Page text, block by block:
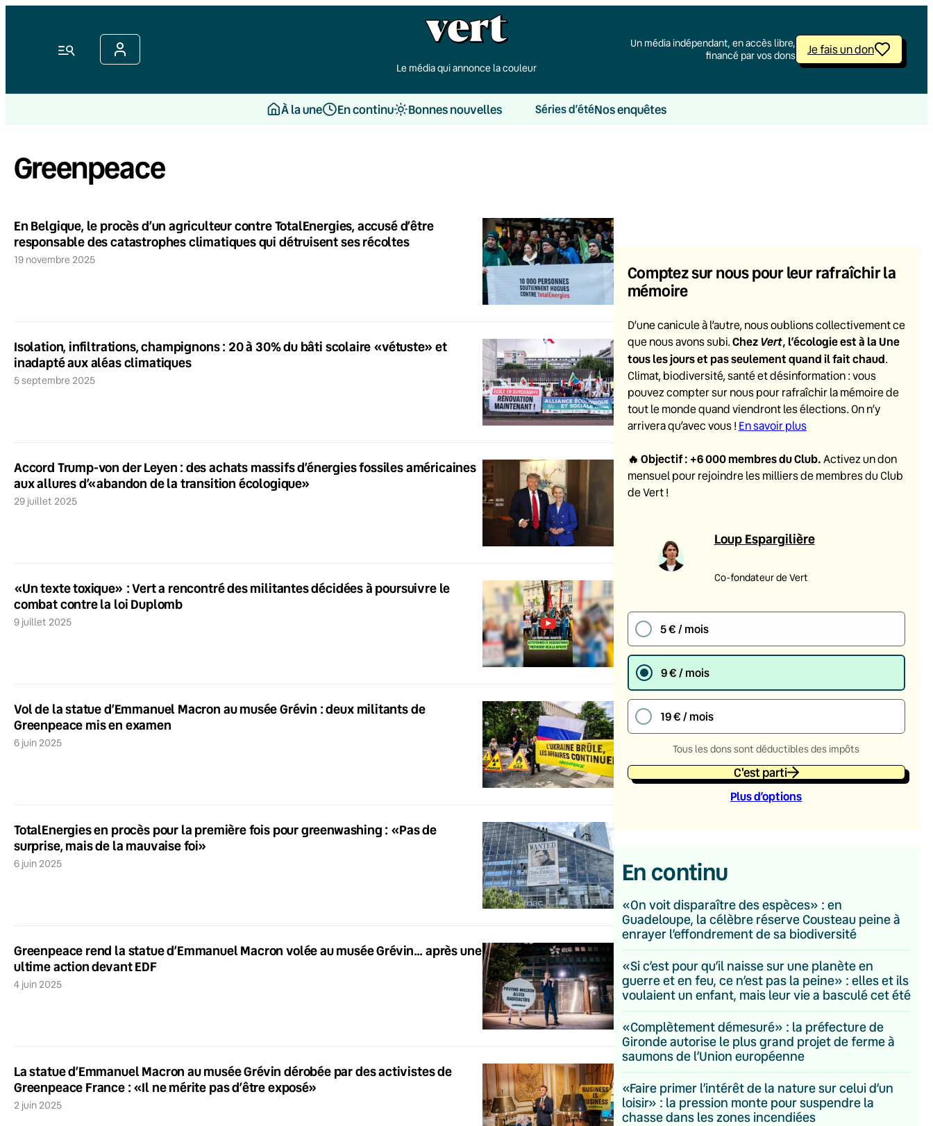
Menu
Le média qui annonce la couleur
Un média indépendant, en accès libre,
financé par vos dons
Je fais un don
À la une En continu Bonnes nouvelles Séries d’étéNos enquêtes
Greenpeace
En Belgique, le procès d’un agriculteur contre TotalEnergies, accusé d’être
responsable des catastrophes climatiques qui détruisent ses récoltes
19 novembre 2025
Isolation, infiltrations, champignons : 20 à 30% du bâti scolaire «vétuste» et
inadapté aux aléas climatiques
5 septembre 2025
Accord Trump-von der Leyen : des achats massifs d’énergies fossiles américaines
aux allures d’«abandon de la transition écologique»
29 juillet 2025
«Un texte toxique» : Vert a rencontré des militantes décidées à poursuivre le
combat contre la loi Duplomb
9 juillet 2025
Vol de la statue d’Emmanuel Macron au musée Grévin : deux militants de
Greenpeace mis en examen
6 juin 2025
TotalEnergies en procès pour la première fois pour greenwashing : «Pas de
surprise, mais de la mauvaise foi»
6 juin 2025
Greenpeace rend la statue d’Emmanuel Macron volée au musée Grévin… après une
ultime action devant EDF
4 juin 2025
La statue d’Emmanuel Macron au musée Grévin dérobée par des activistes de
Greenpeace France : «Il ne mérite pas d’être exposé»
2 juin 2025
Comptez sur nous pour leur rafraîchir la
mémoire
D’une canicule à l’autre, nous oublions collectivement ce
que nous avons subi. ChezVert, l’écologie est à la Une
tous les jours et pas seulement quand il fait chaud.
Climat, biodiversité, santé et désinformation : vous
pouvez compter sur nous pour rafraîchir la mémoire de
tout le monde quand viendront les élections. On n’y
arrivera qu’avec vous ! En savoir plus
🔥 Objectif : +6 000 membres du Club. Activez un don
mensuel pour rejoindre les milliers de membres du Club
de Vert !
Loup Espargilière
Co-fondateur de Vert
5 € / mois
9 € / mois
19 € / mois
Tous les dons sont déductibles des impôts
C'est parti
Plus d’options
En continu
«On voit disparaître des espèces» : en
Guadeloupe, la célèbre réserve Cousteau peine à
enrayer l’effondrement de sa biodiversité
«Si c’est pour qu’il naisse sur une planète en
guerre et en feu, ce n’est pas la peine» : elles et ils
voulaient un enfant, mais leur vie a basculé cet été
«Complètement démesuré» : la préfecture de
Gironde autorise le plus grand projet de ferme à
saumons de l’Union européenne
«Faire primer l’intérêt de la nature sur celui d’un
loisir» : la pression monte pour suspendre la
chasse dans les zones incendiées